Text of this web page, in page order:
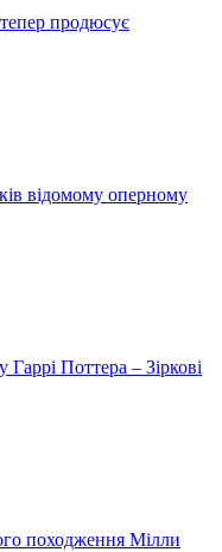
продюсує
відомому оперному
Поттера – Зіркові
походження Мілли